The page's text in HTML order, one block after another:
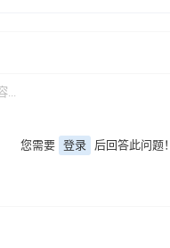
您需要 登录 后回答此问题！